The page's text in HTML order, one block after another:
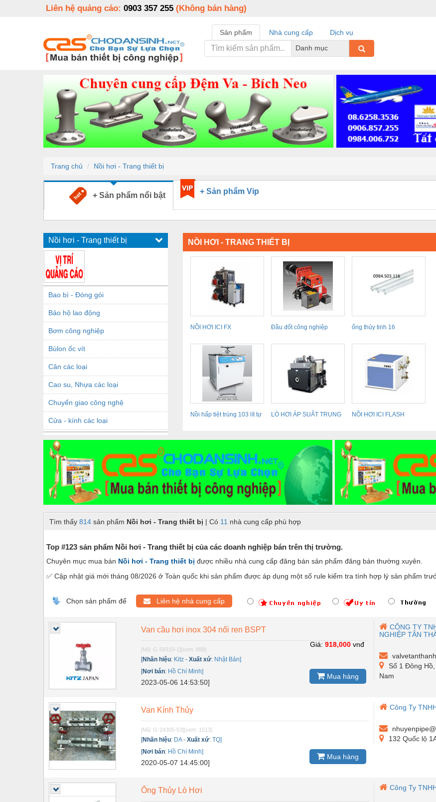
Liên hệ quảng cáo: 0903 357 255 (Không bán hàng)
Sản phẩm Nhà cung cấp
Dịch vụ
Danh mục
Trang chủ Nồi hơi - Trang thiết bị
+ Sản phẩm nổi bật + Sản phẩm Vip
Nồi hơi - Trang thiết bị
Bao bì - Đóng gói
Bảo hộ lao động
Bơm công nghiệp
Bùlon ốc vít
Cân các loại
Cao su, Nhựa các loại
Chuyển giao công nghệ
Cửa - kính các loại
Dầu khí - Thiết bị
Dây chuyền sản xuất
Dệt may - Thiết bị
Dầu mỡ công nghiệp
Điện công nghiệp
Điện gia dụng
Điện Lạnh
Đóng tàu Thiết bị
Đúc chính xác Thiết bị
Dụng cụ cắt gọt
Dụng cụ điện
Dụng cụ đo
Gỗ - Trang thiết bị
Hàn cắt - Thiết bị
Hóa chất-Trang thiết bị
Kệ công nghiệp
Khí nén - Thiết bị
Lọc công nghiệp
NỒI HƠI - TRANG THIẾT BỊ
NỒI HƠI ICI FX Đầu đốt công nghiệp ống thủy tinh 16
Nồi hấp tiệt trùng 103 lít tự
LÒ HƠI ÁP SUẤT TRUNG
NỒI HƠI ICI FLASH
Tìm thấy 814 sản phẩm Nồi hơi - Trang thiết bị | Có 11 nhà cung cấp phù hợp
Top #123 sản phẩm Nồi hơi - Trang thiết bị của các doanh nghiệp bán trên thị trường.
Chuyên mục mua bán Nồi hơi - Trang thiết bị được nhiều nhà cung cấp đăng bán sản phẩm đăng bán thường xuyên.
✅ Cập nhật giá mới tháng 08/2026 ở Toàn quốc khi sản phẩm được áp dụng một số rule kiểm tra tính hợp lý sản phẩm
Chọn sản phẩm để Liên hệ nhà cung cấp
Van cầu hơi inox 304 nối ren BSPT
[Mã: G-59310-1][xem: 888]
[Nhãn hiệu: Kitz -Xuất xứ: Nhật Bản]
[Nơi bán: Hồ Chí Minh]
2023-05-06 14:53:50]
Giá: 918,000vnđ
Mua hàng
CÔNG TY
NGHIỆP TÂN
Số 1 Đông
Nam
Van Kính Thủy
[Mã: G-24305-53][xem: 1513]
[Nhãn hiệu: DA-Xuất xứ:TQ]
[Nơi bán: Hồ Chí Minh]
2020-05-07 14:45:00]
Mua hàng
Công Ty
132 Quốc lộ
Ống Thủy Lò Hơi Công Ty